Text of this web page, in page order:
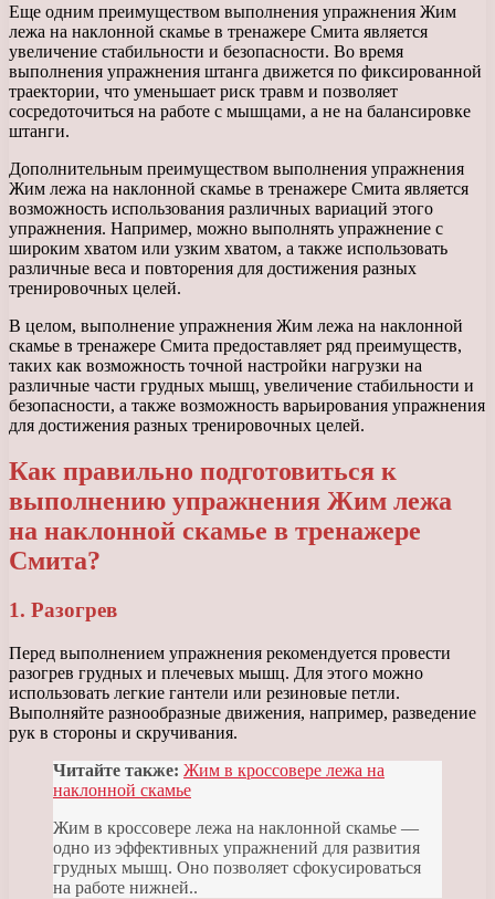
Еще одним преимуществом выполнения упражнения Жим
лежа на наклонной скамье в тренажере Смита является
увеличение стабильности и безопасности. Во время
выполнения упражнения штанга движется по фиксированной
траектории, что уменьшает риск травм и позволяет
сосредоточиться на работе с мышцами, а не на балансировке
штанги.
Дополнительным преимуществом выполнения упражнения
Жим лежа на наклонной скамье в тренажере Смита является
возможность использования различных вариаций этого
упражнения. Например, можно выполнять упражнение с
широким хватом или узким хватом, а также использовать
различные веса и повторения для достижения разных
тренировочных целей.
В целом, выполнение упражнения Жим лежа на наклонной
скамье в тренажере Смита предоставляет ряд преимуществ,
таких как возможность точной настройки нагрузки на
различные части грудных мышц, увеличение стабильности и
безопасности, а также возможность варьирования упражнения
для достижения разных тренировочных целей.
Как правильно подготовиться к
выполнению упражнения Жим лежа
на наклонной скамье в тренажере
Смита?
1. Разогрев
Перед выполнением упражнения рекомендуется провести
разогрев грудных и плечевых мышц. Для этого можно
использовать легкие гантели или резиновые петли.
Выполняйте разнообразные движения, например, разведение
рук в стороны и скручивания.
Читайте также: Жим в кроссовере лежа на
наклонной скамье
Жим в кроссовере лежа на наклонной скамье —
одно из эффективных упражнений для развития
грудных мышц. Оно позволяет сфокусироваться
на работе нижней..